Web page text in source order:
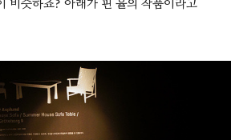
비슷하죠? 아래가 핀 율의 작품이라고